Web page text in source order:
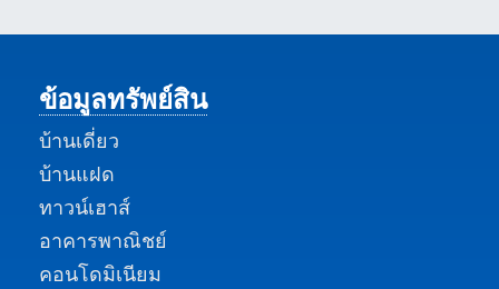
ข้อมูลทรัพย์สิน
บ้านเดี่ยว
บ้านแฝด
ทาวน์เฮาส์
อาคารพาณิชย์
คอนโดมิเนียม